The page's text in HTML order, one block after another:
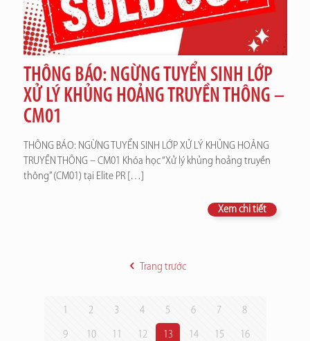
THÔNG BÁO: NGỪNG TUYỂN SINH LỚP
XỬ LÝ KHỦNG HOẢNG TRUYỀN THÔNG –
CM01
THÔNG BÁO: NGỪNG TUYỂN SINH LỚP XỬ LÝ KHỦNG HOẢNG
TRUYỀN THÔNG – CM01 Khóa học “Xử lý khủng hoảng truyền
thông” (CM01) tại Elite PR[…]
Xem chi tiết
Trang trước
1 2 3 4 5 6 7 8
9 10 11 12 13 14 15 16